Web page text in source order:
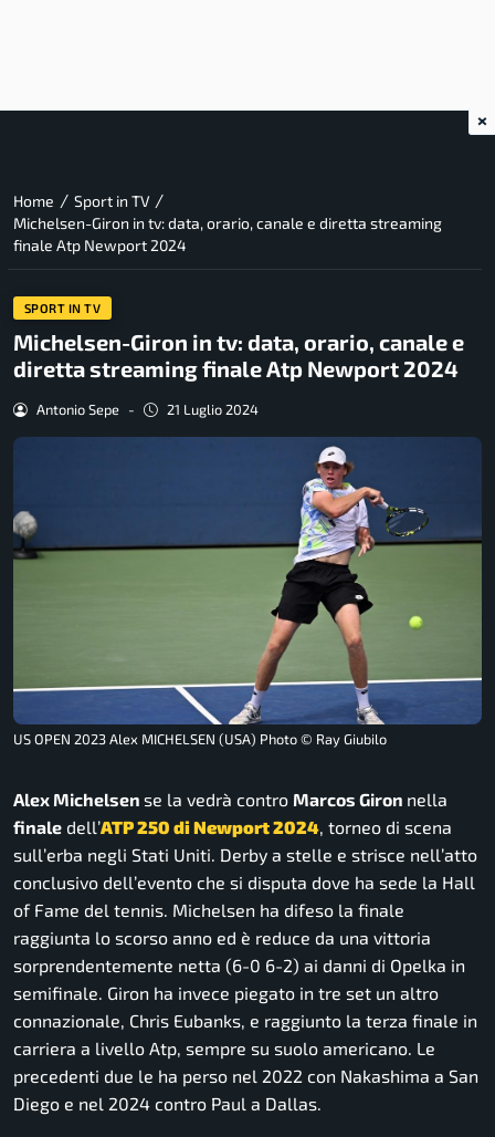
Home / Sport in TV /
Michelsen-Giron in tv: data, orario, canale e diretta streaming
finale Atp Newport 2024
SPORT IN TV
Michelsen-Giron in tv: data, orario, canale e
diretta streaming finale Atp Newport 2024
Antonio Sepe - 21 Luglio 2024
US OPEN 2023 Alex MICHELSEN (USA) Photo © Ray Giubilo
Alex Michelsen se la vedrà contro Marcos Giron nella
finale dell’ATP 250 di Newport 2024, torneo di scena
sull’erba negli Stati Uniti. Derby a stelle e strisce nell’atto
conclusivo dell’evento che si disputa dove ha sede la Hall
of Fame del tennis. Michelsen ha difeso la finale
raggiunta lo scorso anno ed è reduce da una vittoria
sorprendentemente netta (6-0 6-2) ai danni di Opelka in
semifinale. Giron ha invece piegato in tre set un altro
connazionale, Chris Eubanks, e raggiunto la terza finale in
carriera a livello Atp, sempre su suolo americano. Le
precedenti due le ha perso nel 2022 con Nakashima a San
Diego e nel 2024 contro Paul a Dallas.
×